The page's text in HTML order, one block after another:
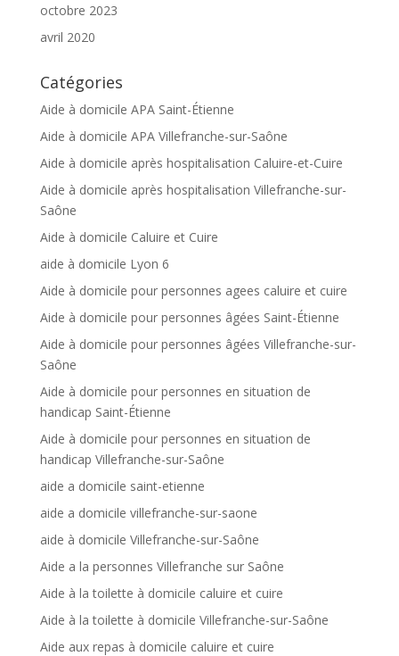
octobre 2023
avril 2020
Catégories
Aide à domicile APA Saint-Étienne
Aide à domicile APA Villefranche-sur-Saône
Aide à domicile après hospitalisation Caluire-et-Cuire
Aide à domicile après hospitalisation Villefranche-sur-
Saône
Aide à domicile Caluire et Cuire
aide à domicile Lyon 6
Aide à domicile pour personnes agees caluire et cuire
Aide à domicile pour personnes âgées Saint-Étienne
Aide à domicile pour personnes âgées Villefranche-sur-
Saône
Aide à domicile pour personnes en situation de
handicap Saint-Étienne
Aide à domicile pour personnes en situation de
handicap Villefranche-sur-Saône
aide a domicile saint-etienne
aide a domicile villefranche-sur-saone
aide à domicile Villefranche-sur-Saône
Aide a la personnes Villefranche sur Saône
Aide à la toilette à domicile caluire et cuire
Aide à la toilette à domicile Villefranche-sur-Saône
Aide aux repas à domicile caluire et cuire